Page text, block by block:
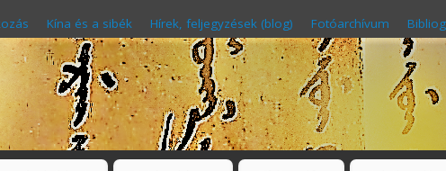
Kína és a sibék Hírek, feljegyzések (blog) Fotóarchívum